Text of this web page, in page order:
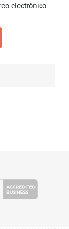
electrónico.